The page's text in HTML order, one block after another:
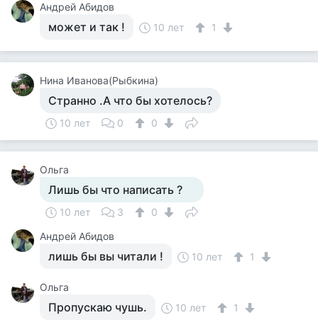
Андрей Абидов
может и так ! 10 лет 1
Нина Иванова(Рыбкина)
Странно .А что бы хотелось?
10 лет 0 0
Ольга
Лишь бы что написать ?
10 лет 3
0
Андрей Абидов
лишь бы вы читали ! 10 лет 1
Ольга
Пропускаю чушь. 10 лет 1